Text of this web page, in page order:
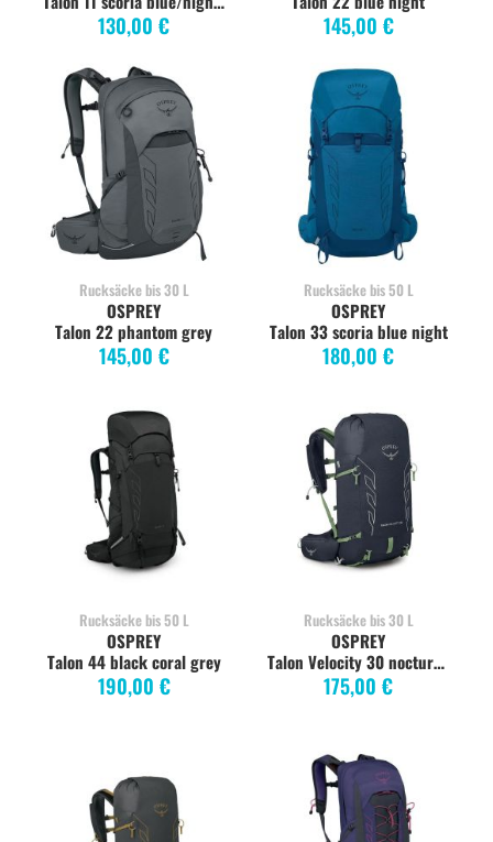
130,00 € 145,00 €
Rucksäcke bis 30 L
Talon 22 phantom grey
145,00 €
OSPREY
Rucksäcke bis 50 L
Talon 33 scoria blue night
180,00 €
OSPREY
Rucksäcke bis 50 L
Talon 44 black coral grey
190,00 €
OSPREY
Rucksäcke bis 30 L
Talon Velocity 30 nocturnal blue S/M
175,00 €
OSPREY